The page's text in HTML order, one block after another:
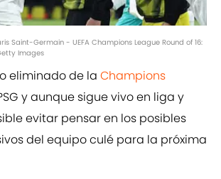
Saint-Germain - UEFA Champions League Round of 16:
Images
eliminado de la Champions
y aunque sigue vivo en liga y
evitar pensar en los posibles
del equipo culé para la próxima